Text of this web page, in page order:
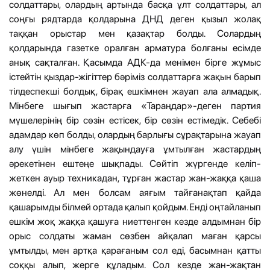
солдаттары, олардың артында басқа ұлт солдаттары, ал
соңғы рядтарда қолдарына ДНД деген қызыл жолақ
таққан орыстар мен қазақтар болды. Солардың
қолдарында газетке оралған арматура болғаны есімде
анық сақталған. Қасымда АДК-да менімен бірге жұмыс
істейтін қыздар-жігіттер бәріміз солдаттарға жақын барып
тілдеспекші болдық, бірақ ешкімнен жауап ала алмадық.
Мінбеге шығып жастарға «Тараңдар»-деген партия
мүшелерінің бір сөзін естісек, бір сөзін естімедік. Себебі
адамдар көп болды, олардың барлығы сұрақтарына жауап
алу үшін мінбеге жақындауға ұмтылған жастардың
әрекетінен ештеңе шықпады. Сөйтіп жүргенде келіп-
жеткен ауыр техникадан, тұрған жастар жан-жаққа қаша
жөнелді. Ал мен болсам аяғым тайғанақтап қайда
қашарымды білмей ортада қалып қойдым. Енді оңтайланып
ешкім жоқ жаққа қашуға ниеттенген кезде алдымнан бір
орыс солдаты жаман сөзбен айқалап маған қарсы
ұмтылды, мен артқа қарағаным сол еді, басымнан қатты
соққы алып, жерге құладым. Сол кезде жан-жақтан